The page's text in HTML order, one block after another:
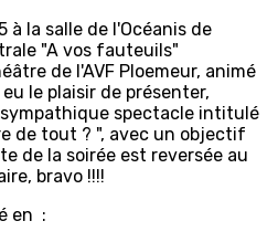
la salle de l'Océanis de
"A vos fauteuils"
de l'AVF Ploemeur, animé
le plaisir de présenter,
spectacle intitulé
de tout ? ", avec un objectif
de la soirée est reversée au
bravo !!!!
en :